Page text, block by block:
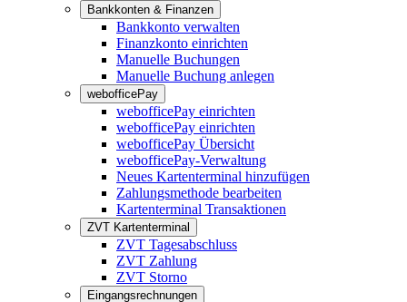
Bankkonten & Finanzen
Bankkonto verwalten
Finanzkonto einrichten
Manuelle Buchungen
Manuelle Buchung anlegen
webofficePay
webofficePay einrichten
webofficePay einrichten
webofficePay Übersicht
webofficePay-Verwaltung
Neues Kartenterminal hinzufügen
Zahlungsmethode bearbeiten
Kartenterminal Transaktionen
ZVT Kartenterminal
ZVT Tagesabschluss
ZVT Zahlung
ZVT Storno
Eingangsrechnungen